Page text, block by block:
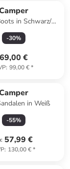
in Schwarz/
Orange
-30%
69,00 €
: 99,00 €*
in Weiß
-55%
: 57,99 €
: 130,00 €*